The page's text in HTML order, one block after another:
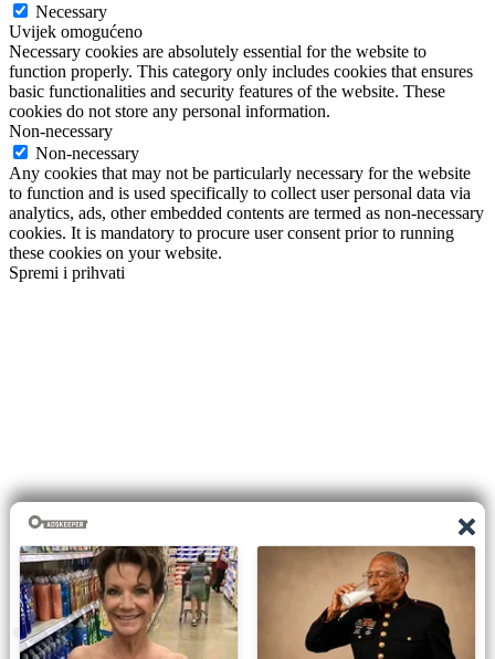
Necessary
Uvijek omogućeno
Necessary cookies are absolutely essential for the website to
function properly. This category only includes cookies that ensures
basic functionalities and security features of the website. These
cookies do not store any personal information.
Non-necessary
Non-necessary
Any cookies that may not be particularly necessary for the website
to function and is used specifically to collect user personal data via
analytics, ads, other embedded contents are termed as non-necessary
cookies. It is mandatory to procure user consent prior to running
these cookies on your website.
Spremi i prihvati
0 shares